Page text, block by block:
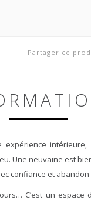
Partager ce
intérieure,
Une neuvaine est
confiance et abandon
C’est un espace